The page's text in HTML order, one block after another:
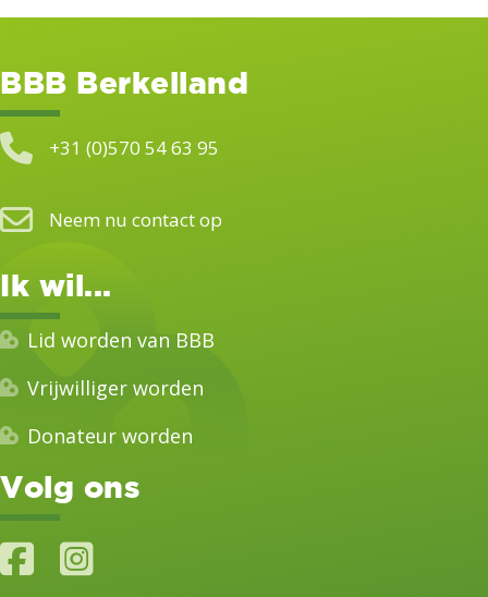
BBB Berkelland
+31 (0)570 54 63 95
Neem nu contact op
Ik wil...
Lid worden van BBB
Vrijwilliger worden
Donateur worden
Volg ons